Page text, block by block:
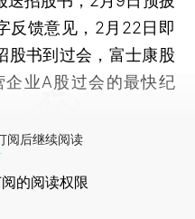
反馈意见，2月22日即
股书到过会，富士康股
业A股过会的最快纪
阅后继续阅读
的阅读权限